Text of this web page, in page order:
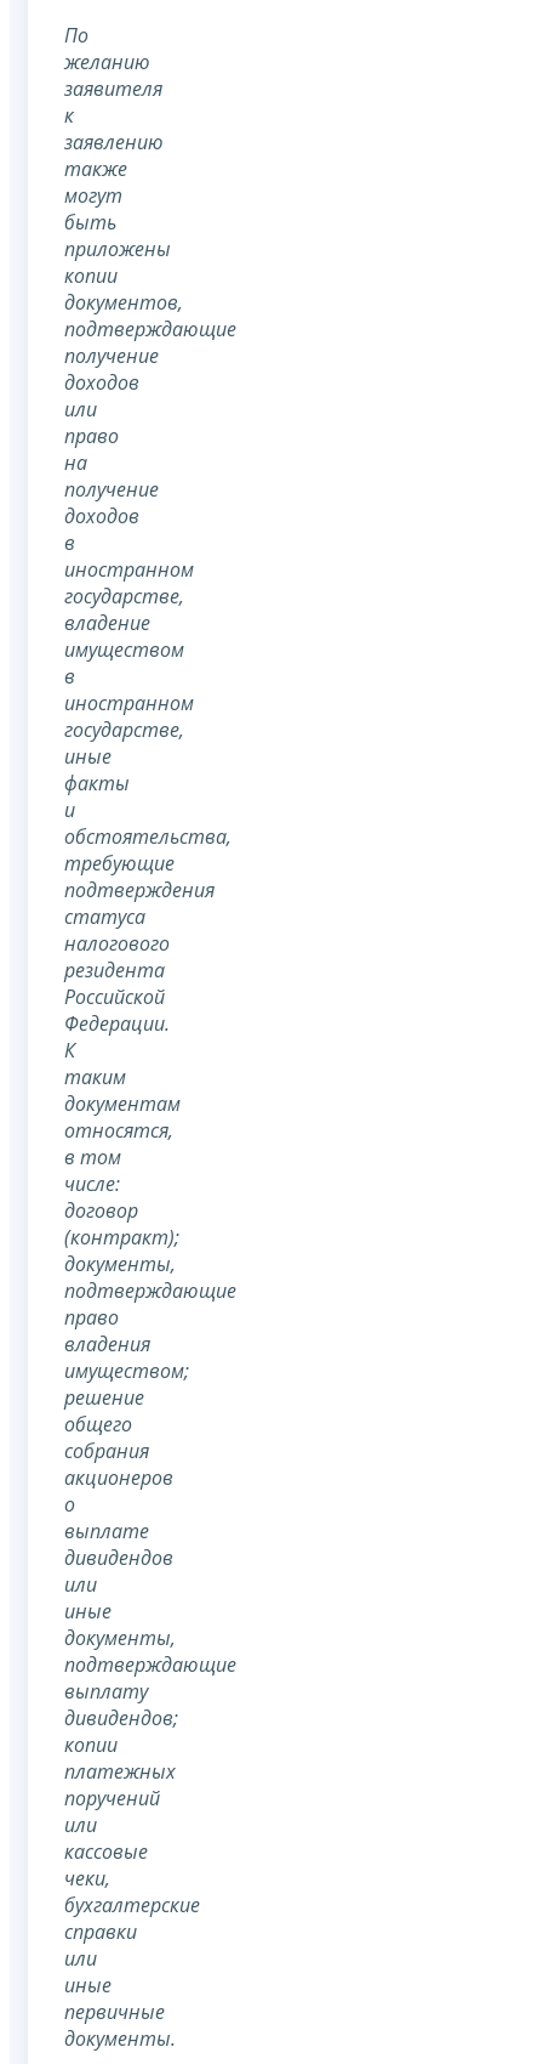
По
желанию
заявителя
к
заявлению
также
могут
быть
приложены
копии
документов,
подтверждающие
получение
доходов
или
право
на
получение
доходов
в
иностранном
государстве,
владение
имуществом
в
иностранном
государстве,
иные
факты
и
обстоятельства,
требующие
подтверждения
статуса
налогового
резидента
Российской
Федерации.
К
таким
документам
относятся,
в том
числе:
договор
(контракт);
документы,
подтверждающие
право
владения
имуществом;
решение
общего
собрания
акционеров
о
выплате
дивидендов
или
иные
документы,
подтверждающие
выплату
дивидендов;
копии
платежных
поручений
или
кассовые
чеки,
бухгалтерские
справки
или
иные
первичные
документы.